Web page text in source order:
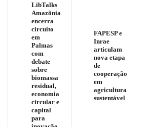
LibTalks
Amazônia
encerra
circuito
em
Palmas
com
debate
sobre
biomassa
residual,
economia
circular e
capital
para
FAPESP e
Inrae
articulam
nova etapa
de
cooperação
em
agricultura
sustentável